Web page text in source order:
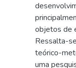
objetos de
Ressalta-
teórico-
uma